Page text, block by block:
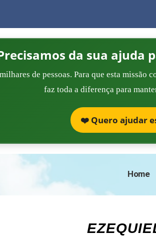
da sua ajuda
de pessoas. Para que esta missão
faz toda a diferença para
❤️ Quero ajudar
Home